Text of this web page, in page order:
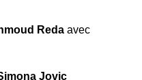
Reda avec
Jovic